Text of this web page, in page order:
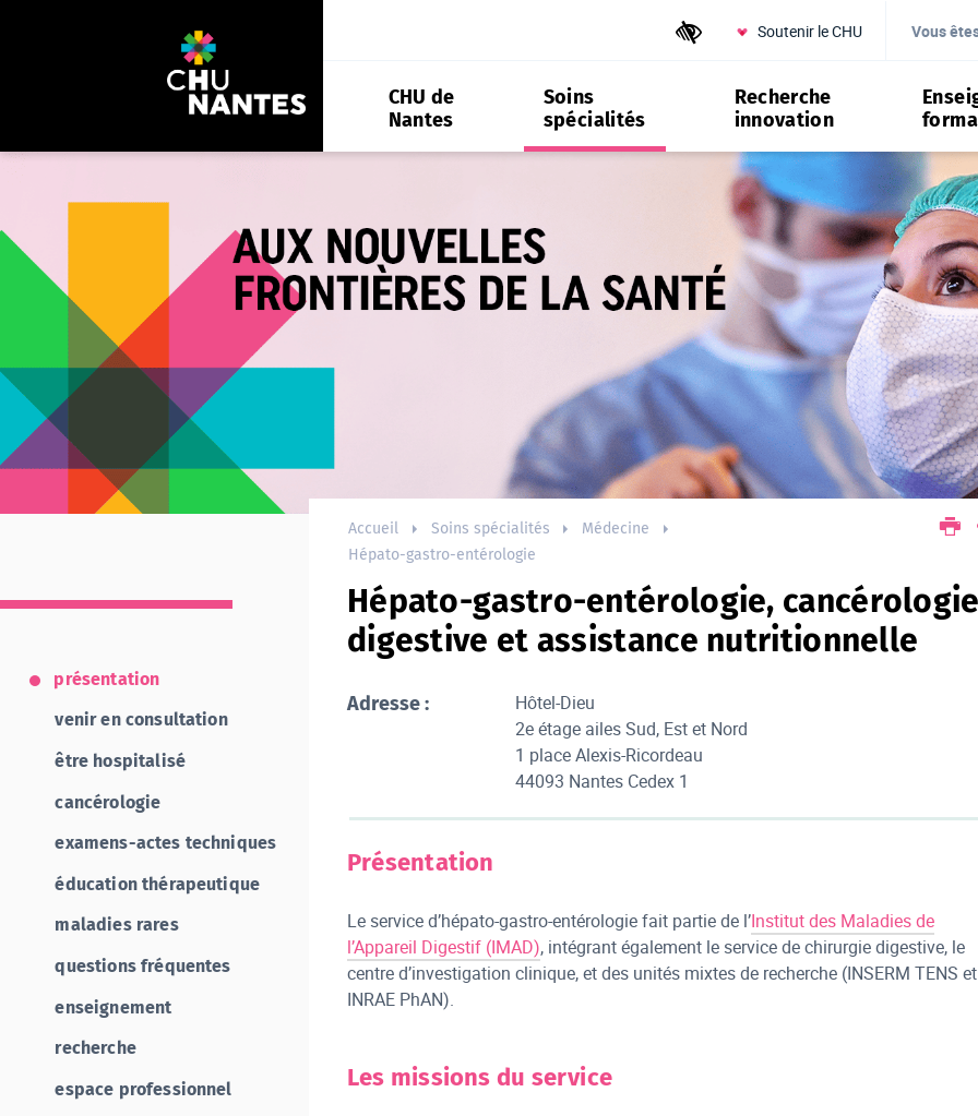
Outils d'accessibilité
Soutenir le CHU Vous
CHU de
Nantes
Soins
spécialités
Recherche
innovation
Accueil Soins spécialités
Médecine
Hépato-gastro-entérologie
Hépato-gastro-entérologie,
digestive et assistance nutritionnelle
Adresse :
Hôtel-Dieu
2e étage ailes Sud, Est et Nord
1 place Alexis-Ricordeau
44093 Nantes Cedex 1
Présentation
Le service d’hépato-gastro-entérologie fait partie de l’Institut des Maladies de
l’Appareil Digestif (IMAD), intégrant également le service de chirurgie digestive, le
centre d’investigation clinique, et des unités mixtes de recherche (INSERM TENS et
INRAE PhAN).
Les missions du service
présentation
venir en consultation
être hospitalisé
cancérologie
examens-actes techniques
éducation thérapeutique
maladies rares
questions fréquentes
enseignement
recherche
espace professionnel